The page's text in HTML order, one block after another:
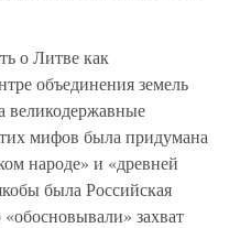
о Литве как
объединения земель
великодержавные
мифов была придумана
народе» и «древней
была Российская
захват